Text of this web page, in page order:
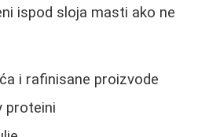
ispod sloja masti ako ne
i rafinisane proizvode
proteini